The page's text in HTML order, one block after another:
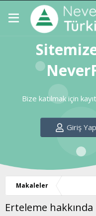
Bize katılmak için
Giriş Yap
Makaleler
Erteleme hakkında